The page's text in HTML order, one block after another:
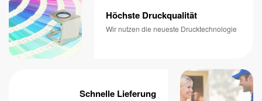
Höchste Druckqualität
Wir nutzen die neueste Drucktechnologie
Schnelle Lieferung